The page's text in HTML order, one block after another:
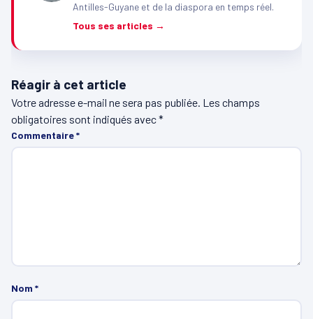
Antilles-Guyane et de la diaspora en temps réel.
Tous ses articles →
Réagir à cet article
Votre adresse e-mail ne sera pas publiée. Les champs
obligatoires sont indiqués avec*
Commentaire*
Nom *